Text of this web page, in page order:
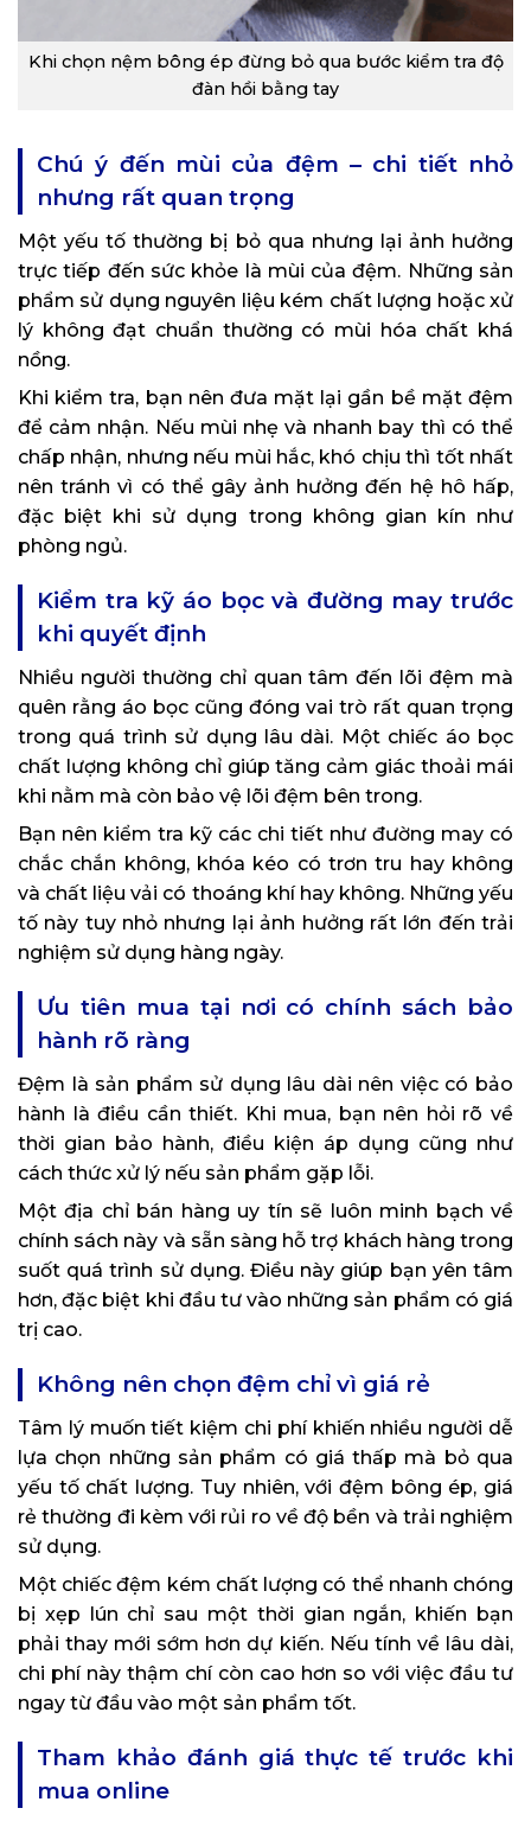
Khi chọn nệm bông ép đừng bỏ qua bước kiểm tra độ
đàn hồi bằng tay
Chú ý đến mùi của đệm – chi tiết nhỏ
nhưng rất quan trọng
Một yếu tố thường bị bỏ qua nhưng lại ảnh hưởng
trực tiếp đến sức khỏe là mùi của đệm. Những sản
phẩm sử dụng nguyên liệu kém chất lượng hoặc xử
lý không đạt chuẩn thường có mùi hóa chất khá
nồng.
Khi kiểm tra, bạn nên đưa mặt lại gần bề mặt đệm
để cảm nhận. Nếu mùi nhẹ và nhanh bay thì có thể
chấp nhận, nhưng nếu mùi hắc, khó chịu thì tốt nhất
nên tránh vì có thể gây ảnh hưởng đến hệ hô hấp,
đặc biệt khi sử dụng trong không gian kín như
phòng ngủ.
Kiểm tra kỹ áo bọc và đường may trước
khi quyết định
Nhiều người thường chỉ quan tâm đến lõi đệm mà
quên rằng áo bọc cũng đóng vai trò rất quan trọng
trong quá trình sử dụng lâu dài. Một chiếc áo bọc
chất lượng không chỉ giúp tăng cảm giác thoải mái
khi nằm mà còn bảo vệ lõi đệm bên trong.
Bạn nên kiểm tra kỹ các chi tiết như đường may có
chắc chắn không, khóa kéo có trơn tru hay không
và chất liệu vải có thoáng khí hay không. Những yếu
tố này tuy nhỏ nhưng lại ảnh hưởng rất lớn đến trải
nghiệm sử dụng hàng ngày.
Ưu tiên mua tại nơi có chính sách bảo
hành rõ ràng
Đệm là sản phẩm sử dụng lâu dài nên việc có bảo
hành là điều cần thiết. Khi mua, bạn nên hỏi rõ về
thời gian bảo hành, điều kiện áp dụng cũng như
cách thức xử lý nếu sản phẩm gặp lỗi.
Một địa chỉ bán hàng uy tín sẽ luôn minh bạch về
chính sách này và sẵn sàng hỗ trợ khách hàng trong
suốt quá trình sử dụng. Điều này giúp bạn yên tâm
hơn, đặc biệt khi đầu tư vào những sản phẩm có giá
trị cao.
Không nên chọn đệm chỉ vì giá rẻ
Tâm lý muốn tiết kiệm chi phí khiến nhiều người dễ
lựa chọn những sản phẩm có giá thấp mà bỏ qua
yếu tố chất lượng. Tuy nhiên, với đệm bông ép, giá
rẻ thường đi kèm với rủi ro về độ bền và trải nghiệm
sử dụng.
Một chiếc đệm kém chất lượng có thể nhanh chóng
bị xẹp lún chỉ sau một thời gian ngắn, khiến bạn
phải thay mới sớm hơn dự kiến. Nếu tính về lâu dài,
chi phí này thậm chí còn cao hơn so với việc đầu tư
ngay từ đầu vào một sản phẩm tốt.
Tham khảo đánh giá thực tế trước khi
mua online